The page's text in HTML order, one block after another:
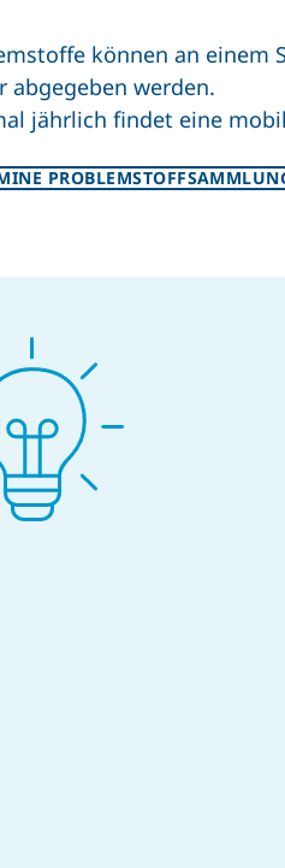
können an einem
abgegeben werden.
jährlich findet eine